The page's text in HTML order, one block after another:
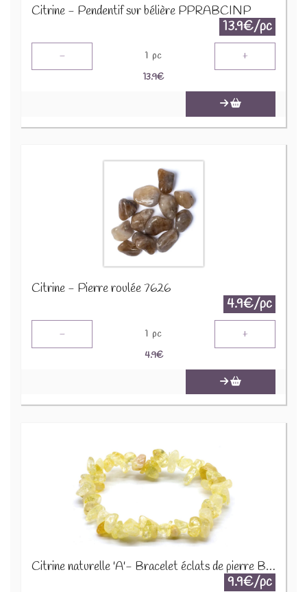
Citrine - Pendentif sur bélière PPRABCINP
13.9€/pc
- 1 pc +
13.9€
Citrine - Pierre roulée 7626
4.9€/pc
- 1 pc +
4.9€
Citrine naturelle 'A'- Bracelet éclats de pierre BRC-CIT
9.9€/pc